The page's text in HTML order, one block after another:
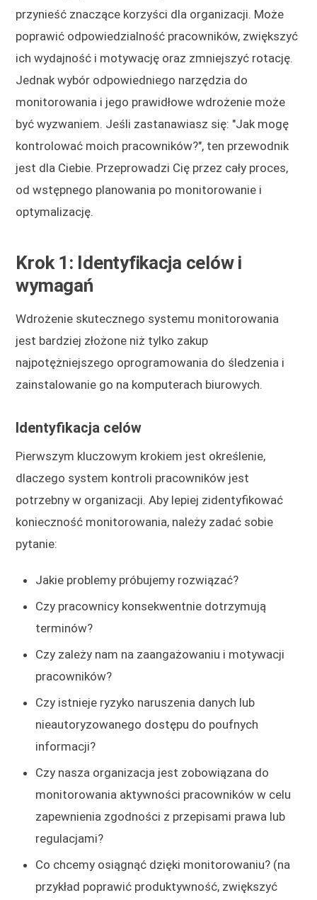
przynieść znaczące korzyści dla organizacji. Może
poprawić odpowiedzialność pracowników, zwiększyć
ich wydajność i motywację oraz zmniejszyć rotację.
Jednak wybór odpowiedniego narzędzia do
monitorowania i jego prawidłowe wdrożenie może
być wyzwaniem. Jeśli zastanawiasz się: "Jak mogę
kontrolować moich pracowników?", ten przewodnik
jest dla Ciebie. Przeprowadzi Cię przez cały proces,
od wstępnego planowania po monitorowanie i
optymalizację.
Krok 1: Identyfikacja celów i
wymagań
Wdrożenie skutecznego systemu monitorowania
jest bardziej złożone niż tylko zakup
najpotężniejszego oprogramowania do śledzenia i
zainstalowanie go na komputerach biurowych.
Identyfikacja celów
Pierwszym kluczowym krokiem jest określenie,
dlaczego system kontroli pracowników jest
potrzebny w organizacji. Aby lepiej zidentyfikować
konieczność monitorowania, należy zadać sobie
pytanie:
Jakie problemy próbujemy rozwiązać?
Czy pracownicy konsekwentnie dotrzymują
terminów?
Czy zależy nam na zaangażowaniu i motywacji
pracowników?
Czy istnieje ryzyko naruszenia danych lub
nieautoryzowanego dostępu do poufnych
informacji?
Czy nasza organizacja jest zobowiązana do
monitorowania aktywności pracowników w celu
zapewnienia zgodności z przepisami prawa lub
regulacjami?
Co chcemy osiągnąć dzięki monitorowaniu? (na
przykład poprawić produktywność, zwiększyć